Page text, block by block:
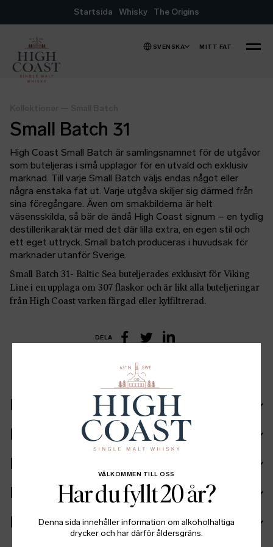
Hoppa till innehåll
SVENSKA MITT FAT MENY
Startsida Whisky The Origins
Small Batch 31
High Coast Small Batch är samlingsnamnet för de utgåvor
som buteljeras i små upplagor för en utvald och exklusiv
marknad. Till varje Small Batch väljs endas något eller
några enstaka fat ut. Varje utgåva skiljer sig därmed från
sina föregångare. Även om smakbilderna är helt
väsensskilda, så bär de ändå High Coast signum – en tydlig
destillerikaraktär med det där lilla extra, en egen stil och
ett eget uttryck. Small batch produceras i huvudsak för
marknader utanför Sverige.
Small Batch 31- Baltic Sea buteljerades exklusivt för Viking
Line i en upplaga om 307 flaskor och är likt alla buteljeringar
från High Coast varken färgad eller kylfiltrerad.
DELA
Facebook
TwitterLinkedIn
Recept
Ingående fat
Ingredienser
Fakta
Batch info
VÄLKOMMEN TILL OSS
Har du fyllt 20 år?
Denna sida innehåller information om alkoholhaltiga
drycker och har därför åldersgräns.